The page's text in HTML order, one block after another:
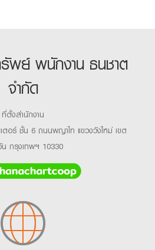
ย์ พนักงาน ธนชาต
จำกัด
ที่ตั้งสำนักงาน
เตอร์ ชั้น 6 ถนนพญาไท แขวงวังใหม่ เขต
กรุงเทพฯ 10330